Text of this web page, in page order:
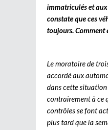
immatriculés et
constate que ces
toujours. Comment
Le moratoire de
accordé aux
dans cette
contrairement à ce
contrôles se font
plus tard que la